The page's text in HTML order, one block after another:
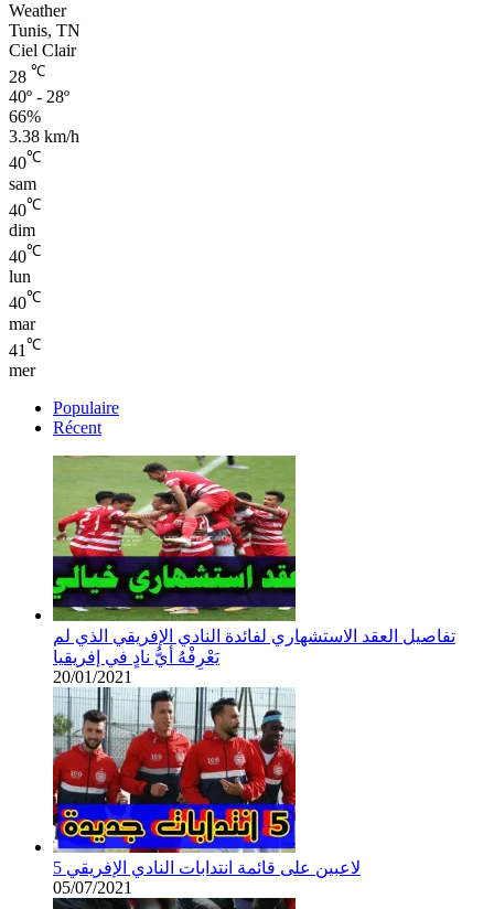
Weather
Tunis, TN
Ciel Clair
28 ℃
40º - 28º
66%
3.38 km/h
40℃
sam
40℃
dim
40℃
lun
40℃
mar
41 ℃
mer
Populaire
Récent
تفاصيل العقد الاستشهاري لفائدة النادي الإفريقي الذي لم
يَعْرِفْهُ أيُّ نادٍ في إفريقيا
20/01/2021
5 لاعبين على قائمة انتدابات النادي الإفريقي
05/07/2021